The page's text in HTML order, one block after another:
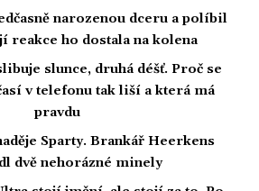
narozenou dceru a políbil
reakce ho dostala na kolena
slunce, druhá déšť. Proč se
v telefonu tak liší a která má
pravdu
Sparty. Brankář Heerkens
dvě nehorázné minely